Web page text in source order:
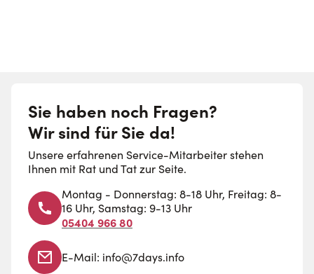
Sie haben noch Fragen?
Wir sind für Sie da!
Unsere erfahrenen Service-Mitarbeiter stehen
Ihnen mit Rat und Tat zur Seite.
Montag - Donnerstag: 8-18 Uhr, Freitag: 8-
16 Uhr, Samstag: 9-13 Uhr
05404 966 80
E-Mail: info@7days.info